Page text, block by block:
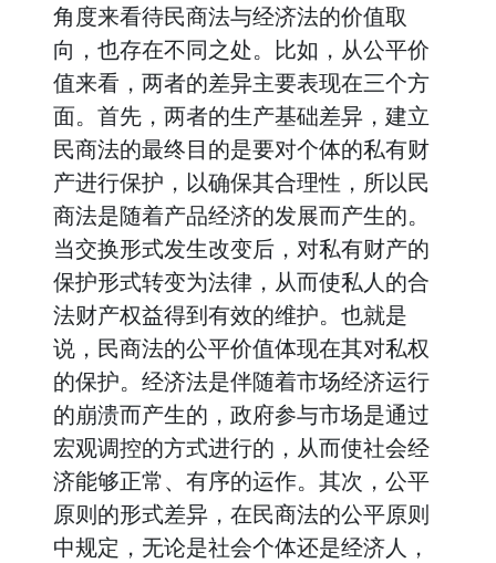
角度来看待民商法与经济法的价值取
向，也存在不同之处。比如，从公平价
值来看，两者的差异主要表现在三个方
面。首先，两者的生产基础差异，建立
民商法的最终目的是要对个体的私有财
产进行保护，以确保其合理性，所以民
商法是随着产品经济的发展而产生的。
当交换形式发生改变后，对私有财产的
保护形式转变为法律，从而使私人的合
法财产权益得到有效的维护。也就是
说，民商法的公平价值体现在其对私权
的保护。经济法是伴随着市场经济运行
的崩溃而产生的，政府参与市场是通过
宏观调控的方式进行的，从而使社会经
济能够正常、有序的运作。其次，公平
原则的形式差异，在民商法的公平原则
中规定，无论是社会个体还是经济人，